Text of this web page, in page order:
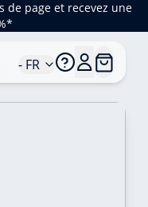
de page et recevez une
- FR